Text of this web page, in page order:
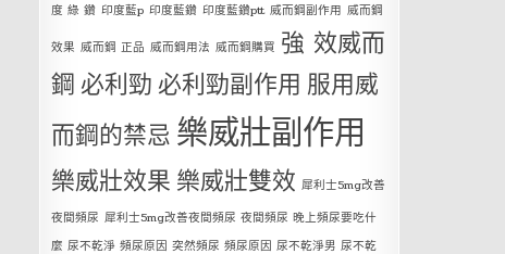
度 綠 鑽 印度藍p 印度藍鑽 印度藍鑽ptt 威而鋼副作用 威而鋼
效果 威而鋼 正品 威而鋼用法 威而鋼購買 強 效威而
鋼 必利勁 必利勁副作用 服用威
而鋼的禁忌 樂威壯副作用
樂威壯效果 樂威壯雙效 犀利士5mg改善
夜間頻尿 犀利士5mg改善夜間頻尿 夜間頻尿 晚上頻尿要吃什
麼 尿不乾淨 頻尿原因 突然頻尿 頻尿原因 尿不乾淨男 尿不乾